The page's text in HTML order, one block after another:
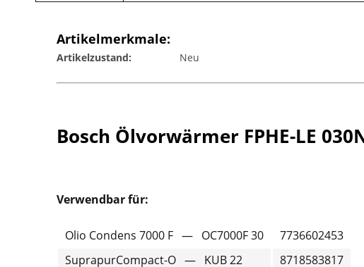
Artikelmerkmale:
Artikelzustand: Neu
Bosch Ölvorwärmer FPHE-LE
Verwendbar für:
Olio Condens 7000 F — OC7000F 30
7736602453
SuprapurCompact-O — KUB 22
8718583817